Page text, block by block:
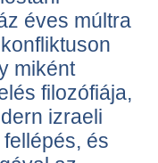
éves múltra
miként
filozófiája,
izraeli
és